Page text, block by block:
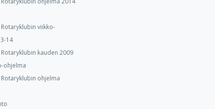
Rotaryklubin viikko-
14
Rotaryklubin kauden 2009
ohjelma
Rotaryklubin ohjelma